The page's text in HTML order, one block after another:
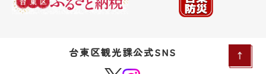
台東区観光課公式SNS